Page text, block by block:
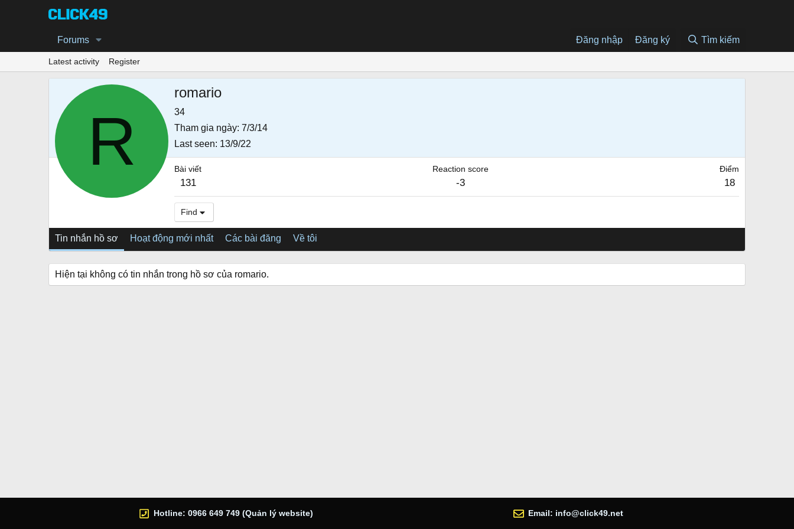
Forums Đăng nhập Đăng ký Tìm kiếm
Latest activity Register
R
romario
34
Tham gia ngày 7/3/14
Last seen 13/9/22
Bài viết
131
Reaction score
-3
Điểm
18
Find
Tin nhắn hồ sơ Hoạt động mới nhất Các bài đăng Về tôi
Hiện tại không có tin nhắn trong hồ sơ của romario.
Hotline: 0966 649 749 (Quản lý website) Email: info@click49.net